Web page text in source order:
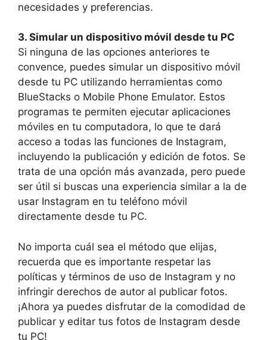
necesidades y ‍preferencias.
3. Simular un dispositivo móvil ⁣desde tu PC
Si ninguna ⁣de las opciones anteriores te⁣
convence, ‌puedes​ simular un dispositivo móvil
desde tu PC ​utilizando herramientas como​
BlueStacks o Mobile⁢ Phone ‌Emulator. Estos
programas te ‍permiten ‌ejecutar ⁤aplicaciones
móviles ​en tu computadora, lo que te dará
acceso a ⁢todas‍ las funciones de‌ Instagram,
incluyendo la publicación⁤ y edición ‍de⁢ fotos. Se
trata de ⁣una opción ⁢más ‌avanzada, pero puede
ser útil si ⁤buscas⁢ una⁢ experiencia similar a la de
usar Instagram en tu ‍teléfono móvil
directamente desde⁣ tu PC.
No importa cuál​ sea el método que elijas,
‍recuerda que‍ es​ importante ‌respetar las‍
políticas y términos de‌ uso ⁣de Instagram⁤ y no
infringir ​derechos de ⁢autor al publicar fotos.
¡Ahora ya​ puedes disfrutar de ⁣la ‌comodidad ⁣de
publicar y editar ‍tus fotos de Instagram ​desde
tu PC!